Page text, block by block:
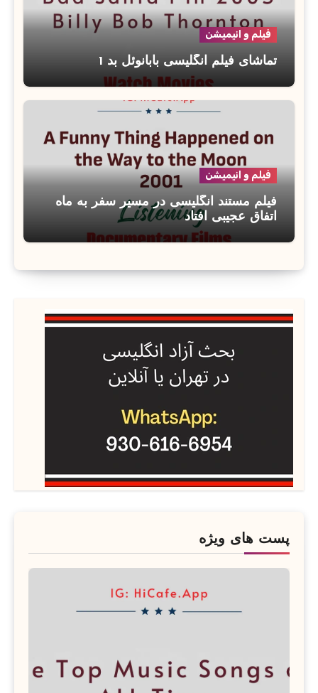
فیلم و انیمیشن
تماشای فیلم انگلیسی بابانوئل بد 1
فیلم و انیمیشن
فیلم مستند انگلیسی در مسیر سفر به ماه
اتفاق عجیبی افتاد
پست های ویژه